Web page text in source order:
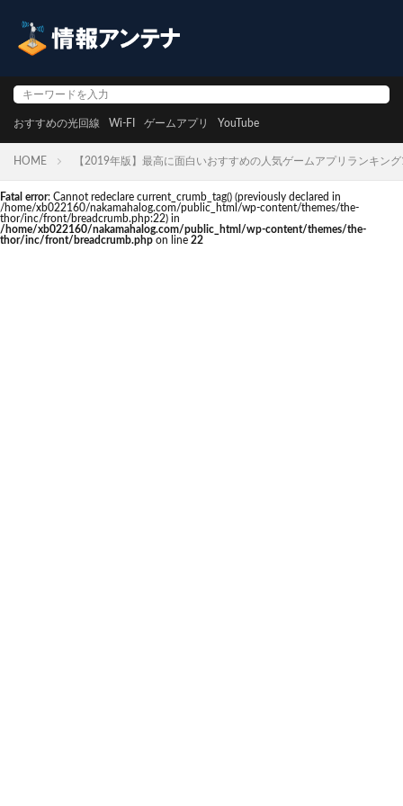
おすすめの光回線 Wi-FI ゲームアプリ YouTube
HOME 【2019年版】最高に面白いおすすめの人気ゲームアプリランキン
Fatal error: Cannot redeclare current_crumb_tag() (previously declared in
/home/xb022160/nakamahalog.com/public_html/wp-content/themes/the-
thor/inc/front/breadcrumb.php:22) in
/home/xb022160/nakamahalog.com/public_html/wp-content/themes/the-
thor/inc/front/breadcrumb.php on line 22